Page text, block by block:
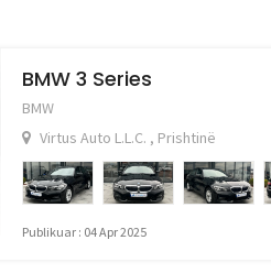
BMW 3 Series
BMW
Virtus Auto L.L.C. , Prishtinë
Publikuar : 04 Apr 2025